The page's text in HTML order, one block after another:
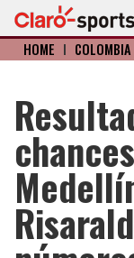
HOME I COLOMBIA